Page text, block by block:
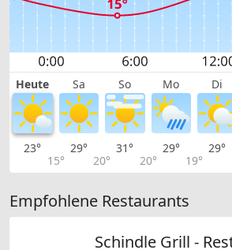
Heute Sa So Mo Di
23°
15°
29°
20°
31°
20°
29°
19°
29°
Empfohlene Restaurants